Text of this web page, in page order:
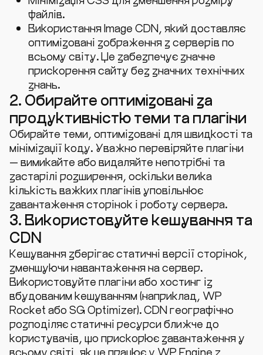
файлів.
Використання Image CDN, який доставляє
оптимізовані зображення з серверів по
всьому світу. Це забезпечує значне
прискорення сайту без значних технічних
знань.
2. Обирайте оптимізовані за
продуктивністю теми та плагіни
Обирайте теми, оптимізовані для швидкості та
мінімізації коду. Уважно перевіряйте плагіни
— вимикайте або видаляйте непотрібні та
застарілі розширення, оскільки велика
кількість важких плагінів уповільнює
завантаження сторінок і роботу сервера.
3. Використовуйте кешування та
CDN
Кешування зберігає статичні версії сторінок,
зменшуючи навантаження на сервер.
Використовуйте плагіни або хостинг із
вбудованим кешуванням (наприклад, WP
Rocket або SG Optimizer). CDN географічно
розподіляє статичні ресурси ближче до
користувачів, що прискорює завантаження у
всьому світі, як це працює у WP Engine з